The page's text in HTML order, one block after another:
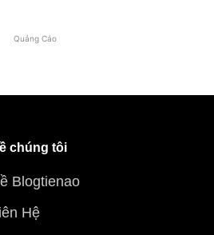
Quảng Cáo
chúng tôi
Blogtienao
Hệ